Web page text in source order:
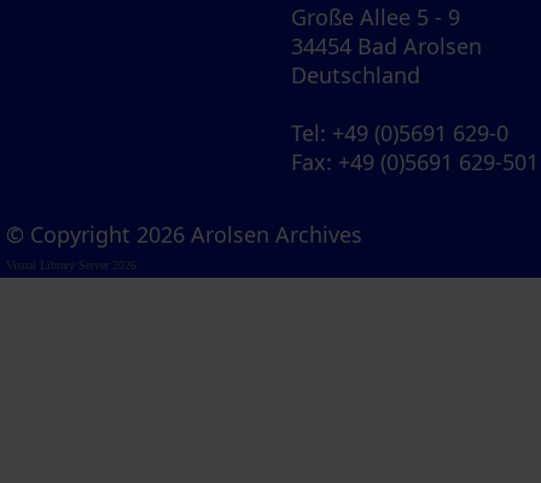
Große Allee 5 - 9
34454 Bad Arolsen
Deutschland
Tel: +49 (0)5691 629-0
Fax: +49 (0)5691 629-501
© Copyright 2026 Arolsen Archives
Visual Library Server 2026